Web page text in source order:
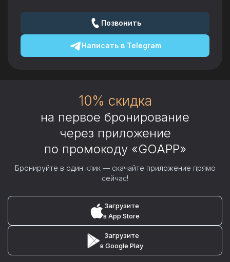
Позвонить
Написать вTelegram
10% скидка
на первое бронирование
через приложение
по промокоду «GOAPP»
Бронируйте в один клик — скачайте приложение прямо
сейчас!
Загрузите
в App Store
Загрузите
в Google Play